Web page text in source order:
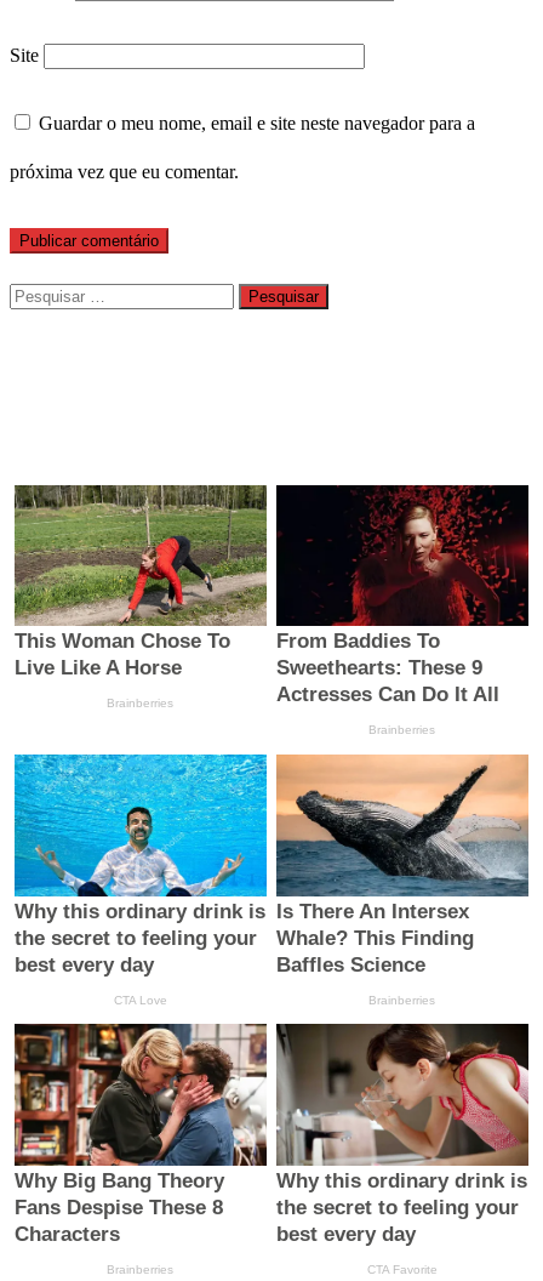
Site
Guardar o meu nome, email e site neste navegador para a
próxima vez que eu comentar.
Pesquisar
por: